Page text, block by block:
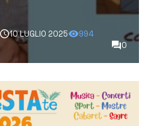
10 LUGLIO 2025
994
0